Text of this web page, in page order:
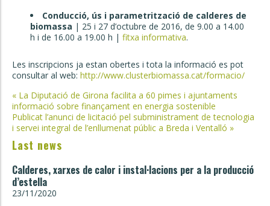
Conducció, ús i parametrització de calderes de
biomassa | 25 i 27 d’octubre de 2016, de 9.00 a 14.00
h i de 16.00 a 19.00 h | fitxa informativa.
Les inscripcions ja estan obertes i tota la informació es pot
consultar al web: http://www.clusterbiomassa.cat/formacio/
Post
navigation
« La Diputació de Girona facilita a 60 pimes i ajuntaments
informació sobre finançament en energia sostenible
Publicat l’anunci de licitació pel subministrament de tecnologia
i servei integral de l’enllumenat públic a Breda i Ventalló »
Last news
Calderes, xarxes de calor i instal·lacions per a la producció
d’estella
23/11/2020